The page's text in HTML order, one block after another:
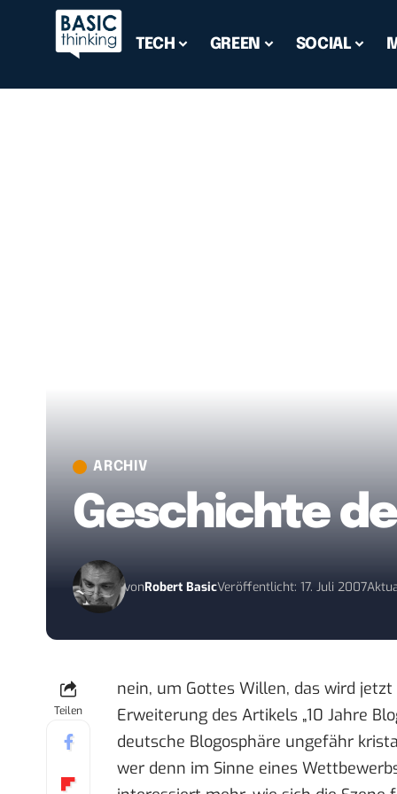
TECH GREEN SOCIAL
ARCHIV
Geschichte
vonRobert BasicVeröffentlicht: 17. Juli 2007
Teilen
nein, um Gottes Willen, das wird
Erweiterung des Artikels „10 Jahre
deutsche Blogosphäre ungefähr
wer denn im Sinne eines